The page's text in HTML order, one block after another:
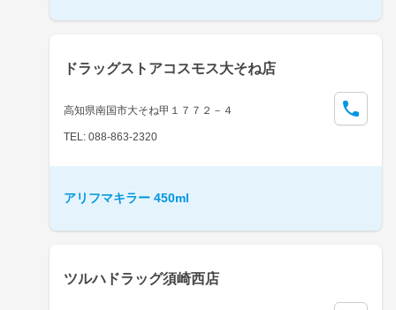
ドラッグストアコスモス大そね店
高知県南国市大そね甲１７７２－４
TEL: 088-863-2320
アリフマキラー 450ml
ツルハドラッグ須崎西店